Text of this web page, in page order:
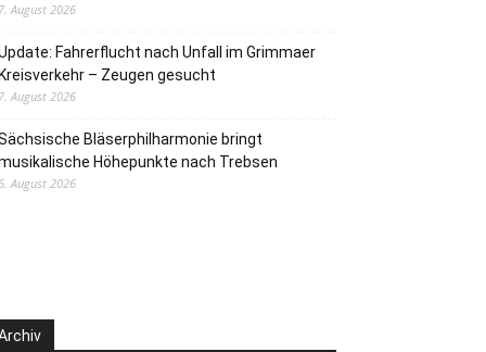
August 2026
Fahrerflucht nach Unfall im Grimmaer
– Zeugen gesucht
August 2026
Bläserphilharmonie bringt
Höhepunkte nach Trebsen
August 2026